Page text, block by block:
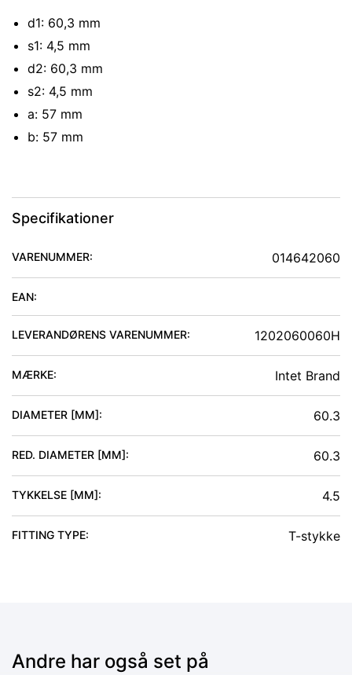
d1: 60,3 mm
s1: 4,5 mm
d2: 60,3 mm
s2: 4,5 mm
a: 57 mm
b: 57 mm
Specifikationer
VARENUMMER: 014642060
EAN:
LEVERANDØRENS VARENUMMER: 1202060060H
MÆRKE: Intet Brand
DIAMETER [MM]: 60.3
RED. DIAMETER [MM]: 60.3
TYKKELSE [MM]: 4.5
FITTING TYPE: T-stykke
Andre har også set på